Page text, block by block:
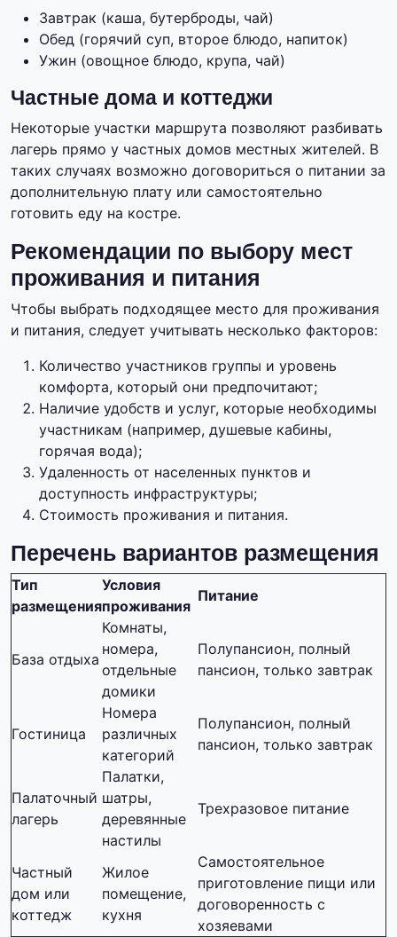
Завтрак (каша, бутерброды, чай)
Обед (горячий суп, второе блюдо, напиток)
Ужин (овощное блюдо, крупа, чай)
Частные дома и коттеджи
Некоторые участки маршрута позволяют разбивать
лагерь прямо у частных домов местных жителей. В
таких случаях возможно договориться о питании за
дополнительную плату или самостоятельно
готовить еду на костре.
Рекомендации по выбору мест
проживания и питания
Чтобы выбрать подходящее место для проживания
и питания, следует учитывать несколько факторов:
Количество участников группы и уровень
комфорта, который они предпочитают;
Наличие удобств и услуг, которые необходимы
участникам (например, душевые кабины,
горячая вода);
Удаленность от населенных пунктов и
доступность инфраструктуры;
Стоимость проживания и питания.
Перечень вариантов размещения
Тип
размещения
Условия
проживания
Питание
База отдыха
Комнаты,
номера,
отдельные
домики
Полупансион, полный
пансион, только завтрак
Гостиница
Номера
различных
категорий
Полупансион, полный
пансион, только завтрак
Палаточный
лагерь
Палатки,
шатры,
деревянные
настилы
Трехразовое питание
Частный
дом или
коттедж
Жилое
помещение,
кухня
Самостоятельное
приготовление пищи или
договоренность с
хозяевами